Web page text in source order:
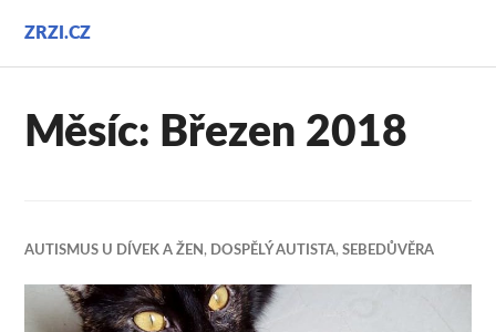
obsahu
ZRZI.CZ
Měsíc: Březen 2018
AUTISMUS U DÍVEK A ŽEN , DOSPĚLÝ AUTISTA,SEBEDŮVĚRA